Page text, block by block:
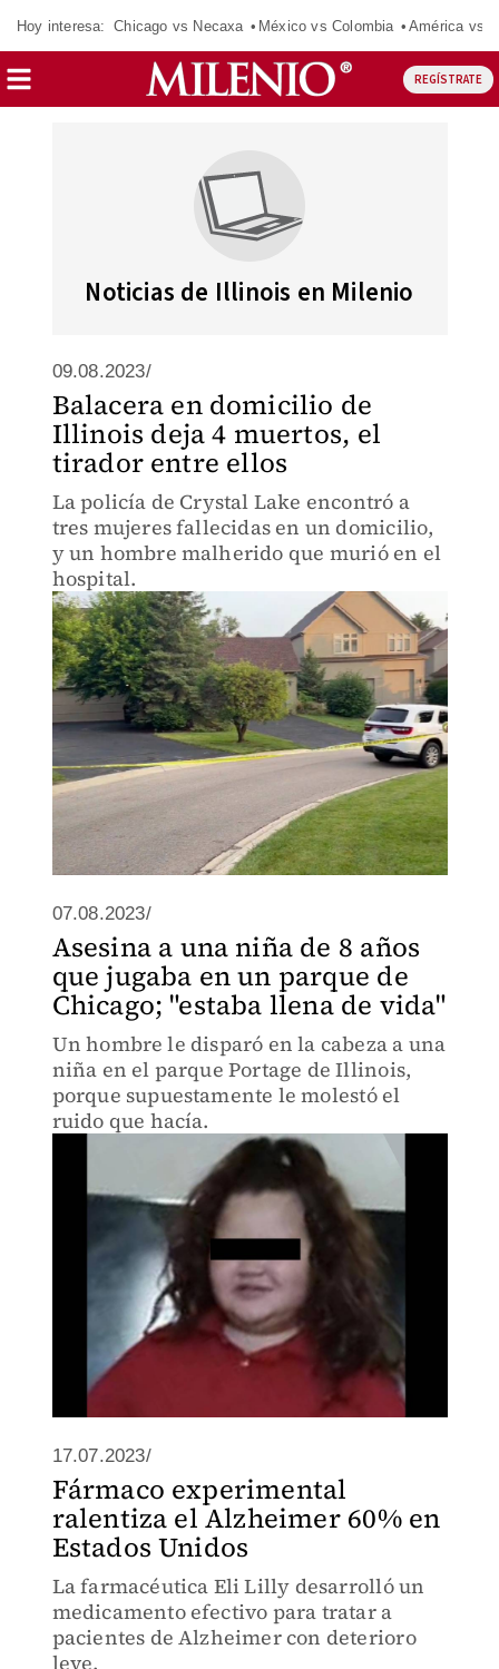
Hoy interesa: Chicago vs Necaxa México vs Colombia América vs
REGÍSTRATE
Noticias de Illinois en Milenio
09.08.2023/
Balacera en domicilio de
Illinois deja 4 muertos, el
tirador entre ellos
La policía de Crystal Lake encontró a
tres mujeres fallecidas en un domicilio,
y un hombre malherido que murió en el
hospital.
07.08.2023/
Asesina a una niña de 8 años
que jugaba en un parque de
Chicago; "estaba llena de vida"
Un hombre le disparó en la cabeza a una
niña en el parque Portage de Illinois,
porque supuestamente le molestó el
ruido que hacía.
17.07.2023/
Fármaco experimental
ralentiza el Alzheimer 60% en
Estados Unidos
La farmacéutica Eli Lilly desarrolló un
medicamento efectivo para tratar a
pacientes de Alzheimer con deterioro
leve.